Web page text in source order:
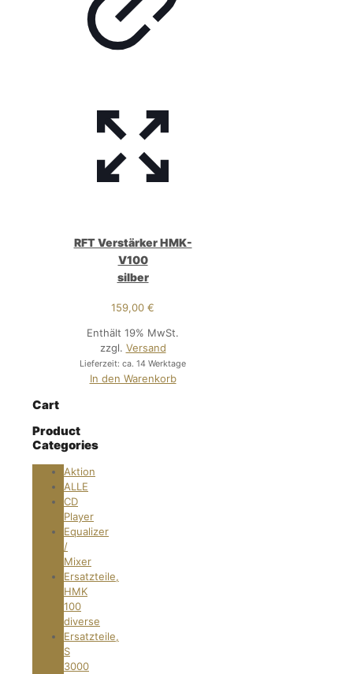
RFT Verstärker HMK-
V100
silber
159,00€
Enthält 19% MwSt.
zzgl. Versand
Lieferzeit: ca. 14 Werktage
In den Warenkorb
Cart
Product
Categories
Aktion
ALLE
CD
Player
Equalizer
/
Mixer
Ersatzteile,
HMK
100
diverse
Ersatzteile,
S
3000